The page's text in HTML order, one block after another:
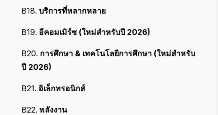
B18. บริการที่หลากหลาย
B19. อีคอมเมิร์ซ (ใหม่สำหรับปี 2026)
B20. การศึกษา & เทคโนโลยีการศึกษา (ใหม่สำหรับ
ปี 2026)
B21. อิเล็กทรอนิกส์
B22. พลังงาน